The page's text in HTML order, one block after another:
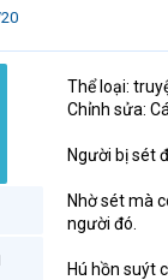
Thể loại:
Chỉnh sửa:
Người bị sét
Nhờ sét mà
người đó.
Hú hồn suýt